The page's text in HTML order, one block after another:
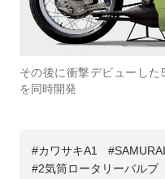
その後に衝撃デビューし
を同時開発
カワサキA1 SAMURAI
2気筒ロータリーバルブ